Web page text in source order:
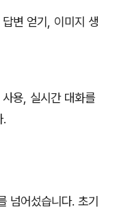
변 얻기, 이미지 생
용, 실시간 대화를
.
넘어섰습니다. 초기